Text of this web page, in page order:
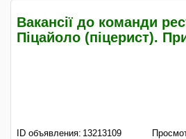
Вакансії до команди
Піцайоло (піцерист).
ID объявления: 13213109